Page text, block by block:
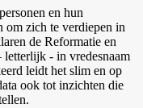
en hun
om zich te verdiepen in
de Reformatie en
- in vredesnaam
leidt het slim en op
ook tot inzichten die